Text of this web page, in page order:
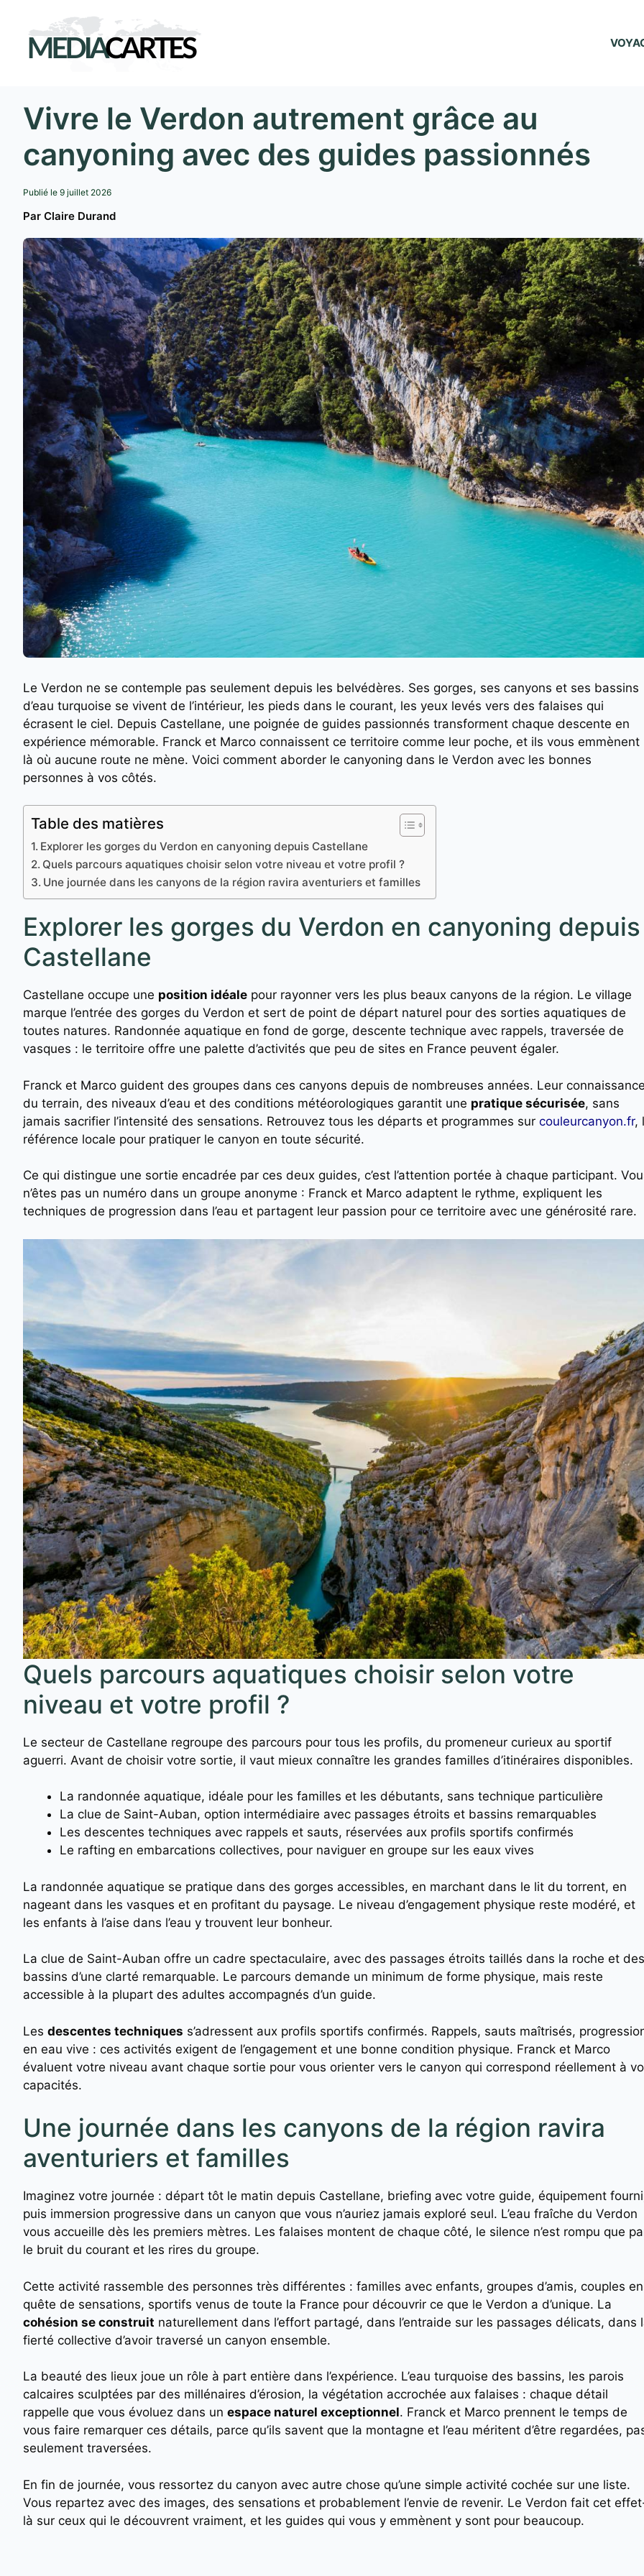
contenu
Vivre le Verdon autrement grâce au
canyoning avec des guides passionnés
Publié le 9 juillet 2026
Par Claire Durand
Le Verdon ne se contemple pas seulement depuis les belvédères. Ses gorges, ses canyons et ses bassins
d’eau turquoise se vivent de l’intérieur, les pieds dans le courant, les yeux levés vers des falaises qui
écrasent le ciel. Depuis Castellane, une poignée de guides passionnés transforment chaque descente en
expérience mémorable. Franck et Marco connaissent ce territoire comme leur poche, et ils vous emmènent
là où aucune route ne mène. Voici comment aborder le canyoning dans le Verdon avec les bonnes
personnes à vos côtés.
Table des matières
Explorer les gorges du Verdon en canyoning depuis Castellane
Quels parcours aquatiques choisir selon votre niveau et votre profil ?
Une journée dans les canyons de la région ravira aventuriers et familles
Explorer les gorges du Verdon en canyoning depuis
Castellane
Castellane occupe une position idéale pour rayonner vers les plus beaux canyons de la région. Le village
marque l’entrée des gorges du Verdon et sert de point de départ naturel pour des sorties aquatiques de
toutes natures. Randonnée aquatique en fond de gorge, descente technique avec rappels, traversée de
vasques : le territoire offre une palette d’activités que peu de sites en France peuvent égaler.
Franck et Marco guident des groupes dans ces canyons depuis de nombreuses années. Leur connaissance
du terrain, des niveaux d’eau et des conditions météorologiques garantit une pratique sécurisée, sans
jamais sacrifier l’intensité des sensations. Retrouvez tous les départs et programmes sur couleurcanyon.fr,
référence locale pour pratiquer le canyon en toute sécurité.
Ce qui distingue une sortie encadrée par ces deux guides, c’est l’attention portée à chaque participant.
n’êtes pas un numéro dans un groupe anonyme : Franck et Marco adaptent le rythme, expliquent les
techniques de progression dans l’eau et partagent leur passion pour ce territoire avec une générosité rare.
Quels parcours aquatiques choisir selon votre
niveau et votre profil ?
Le secteur de Castellane regroupe des parcours pour tous les profils, du promeneur curieux au sportif
aguerri. Avant de choisir votre sortie, il vaut mieux connaître les grandes familles d’itinéraires disponibles.
La randonnée aquatique, idéale pour les familles et les débutants, sans technique particulière
La clue de Saint-Auban, option intermédiaire avec passages étroits et bassins remarquables
Les descentes techniques avec rappels et sauts, réservées aux profils sportifs confirmés
Le rafting en embarcations collectives, pour naviguer en groupe sur les eaux vives
La randonnée aquatique se pratique dans des gorges accessibles, en marchant dans le lit du torrent, en
nageant dans les vasques et en profitant du paysage. Le niveau d’engagement physique reste modéré, et
les enfants à l’aise dans l’eau y trouvent leur bonheur.
La clue de Saint-Auban offre un cadre spectaculaire, avec des passages étroits taillés dans la roche et des
bassins d’une clarté remarquable. Le parcours demande un minimum de forme physique, mais reste
accessible à la plupart des adultes accompagnés d’un guide.
Les descentes techniques s’adressent aux profils sportifs confirmés. Rappels, sauts maîtrisés,
en eau vive : ces activités exigent de l’engagement et une bonne condition physique. Franck et Marco
évaluent votre niveau avant chaque sortie pour vous orienter vers le canyon qui correspond réellement à
capacités.
Une journée dans les canyons de la région ravira
aventuriers et familles
Imaginez votre journée : départ tôt le matin depuis Castellane, briefing avec votre guide, équipement
puis immersion progressive dans un canyon que vous n’auriez jamais exploré seul. L’eau fraîche du Verdon
vous accueille dès les premiers mètres. Les falaises montent de chaque côté, le silence n’est rompu que
le bruit du courant et les rires du groupe.
Cette activité rassemble des personnes très différentes : familles avec enfants, groupes d’amis, couples en
quête de sensations, sportifs venus de toute la France pour découvrir ce que le Verdon a d’unique. La
cohésion se construit naturellement dans l’effort partagé, dans l’entraide sur les passages délicats, dans
fierté collective d’avoir traversé un canyon ensemble.
La beauté des lieux joue un rôle à part entière dans l’expérience. L’eau turquoise des bassins, les parois
calcaires sculptées par des millénaires d’érosion, la végétation accrochée aux falaises : chaque détail
rappelle que vous évoluez dans un espace naturel exceptionnel. Franck et Marco prennent le temps de
vous faire remarquer ces détails, parce qu’ils savent que la montagne et l’eau méritent d’être regardées,
seulement traversées.
En fin de journée, vous ressortez du canyon avec autre chose qu’une simple activité cochée sur une liste.
Vous repartez avec des images, des sensations et probablement l’envie de revenir. Le Verdon fait cet
là sur ceux qui le découvrent vraiment, et les guides qui vous y emmènent y sont pour beaucoup.